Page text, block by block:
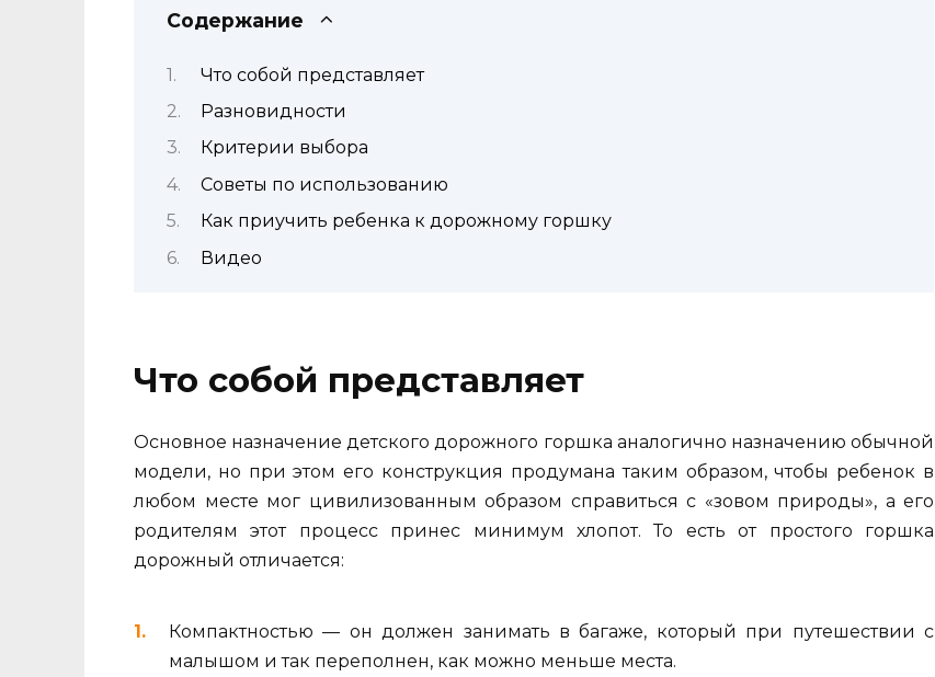
Содержание
Что собой представляет
Разновидности
Критерии выбора
Советы по использованию
Как приучить ребенка к дорожному горшку
Видео
Что собой представляет
Основное назначение детского дорожного горшка аналогично назначению обычной
модели, но при этом его конструкция продумана таким образом, чтобы ребенок в
любом месте мог цивилизованным образом справиться с «зовом природы», а его
родителям этот процесс принес минимум хлопот. То есть от простого горшка
дорожный отличается:
Компактностью — он должен занимать в багаже, который при путешествии с
малышом и так переполнен, как можно меньше места.